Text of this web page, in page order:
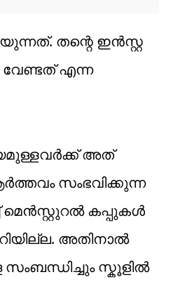
തന്റെ ഇൻസ്റ്റ​
എന്ന
അത്
സംഭവിക്കുന്ന
കപ്പുകൾ
അതിനാൽ
സ്കൂളിൽ